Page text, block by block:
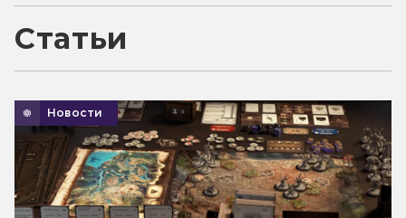
Статьи
Новости